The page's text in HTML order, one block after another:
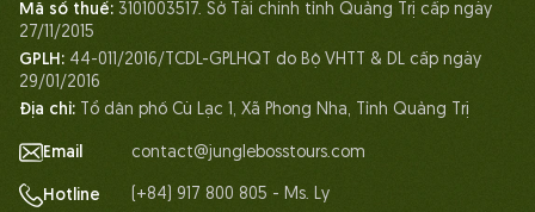
Cuộc sống tại Jungle Boss
Chứng chỉ
Đối tác
Liên hệ
Mã số thuế: 3101003517. Sở Tài chính tỉnh Quảng Trị cấp ngày
27/11/2015
GPLH: 44-011/2016/TCDL-GPLHQT do Bộ VHTT & DL cấp ngày
29/01/2016
Địa chỉ: Tổ dân phố Cù Lạc 1, Xã Phong Nha, Tỉnh Quảng Trị
Email contact@junglebosstours.com
Hotline
(+84) 917 800 805 - Ms. Ly